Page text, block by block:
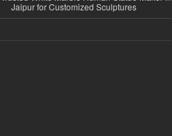
Jaipur for Customized Sculptures